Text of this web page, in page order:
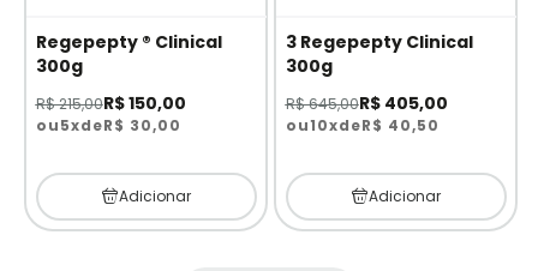
Regepepty ® Clinical
300g
R$ 215,00R$ 150,00
ou5xdeR$ 30,00
Adicionar
3 Regepepty Clinical
300g
R$ 645,00R$ 405,00
ou10xdeR$ 40,50
Adicionar